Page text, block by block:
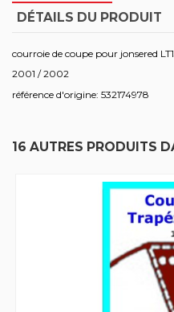
DÉTAILS DU PRODUIT
courroie de coupe pour jonsered
2001 / 2002
référence d'origine: 532174978
16 AUTRES PRODUITS